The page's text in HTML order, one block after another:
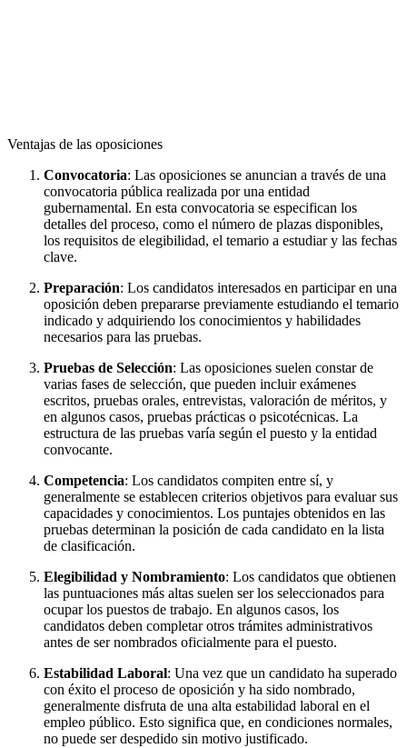
Ventajas de las oposiciones
Convocatoria: Las oposiciones se anuncian a través de una
convocatoria pública realizada por una entidad
gubernamental. En esta convocatoria se especifican los
detalles del proceso, como el número de plazas disponibles,
los requisitos de elegibilidad, el temario a estudiar y las fechas
clave.
Preparación: Los candidatos interesados en participar en una
oposición deben prepararse previamente estudiando el temario
indicado y adquiriendo los conocimientos y habilidades
necesarios para las pruebas.
Pruebas de Selección: Las oposiciones suelen constar de
varias fases de selección, que pueden incluir exámenes
escritos, pruebas orales, entrevistas, valoración de méritos, y
en algunos casos, pruebas prácticas o psicotécnicas. La
estructura de las pruebas varía según el puesto y la entidad
convocante.
Competencia: Los candidatos compiten entre sí, y
generalmente se establecen criterios objetivos para evaluar sus
capacidades y conocimientos. Los puntajes obtenidos en las
pruebas determinan la posición de cada candidato en la lista
de clasificación.
Elegibilidad y Nombramiento: Los candidatos que obtienen
las puntuaciones más altas suelen ser los seleccionados para
ocupar los puestos de trabajo. En algunos casos, los
candidatos deben completar otros trámites administrativos
antes de ser nombrados oficialmente para el puesto.
Estabilidad Laboral: Una vez que un candidato ha superado
con éxito el proceso de oposición y ha sido nombrado,
generalmente disfruta de una alta estabilidad laboral en el
empleo público. Esto significa que, en condiciones normales,
no puede ser despedido sin motivo justificado.